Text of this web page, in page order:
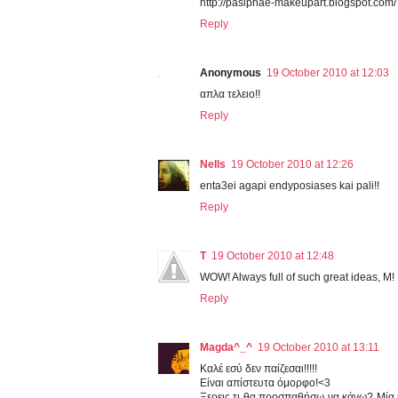
http://pasiphae-makeupart.blogspot.com/
Reply
Anonymous 19 October 2010 at 12:03
απλα τελειο!!
Reply
Nells 19 October 2010 at 12:26
enta3ei agapi endyposiases kai pali!!
Reply
T 19 October 2010 at 12:48
WOW! Always full of such great ideas, M!
Reply
Magda^_^ 19 October 2010 at 13:11
Καλέ εσύ δεν παίζεσαι!!!!!
Είναι απίστευτα όμορφο!<3